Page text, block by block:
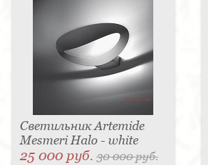
Светильник Artemide
Mesmeri Halo - white
25 000 руб.30 000 руб.